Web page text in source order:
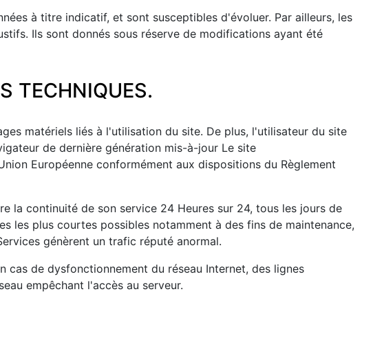
à titre indicatif, et sont susceptibles d'évoluer. Par ailleurs, les
Ils sont donnés sous réserve de modifications ayant été
TECHNIQUES.
matériels liés à l'utilisation du site. De plus, l'utilisateur du site
de dernière génération mis-à-jour Le site
Européenne conformément aux dispositions du Règlement
la continuité de son service 24 Heures sur 24, tous les jours de
les plus courtes possibles notamment à des fins de maintenance,
génèrent un trafic réputé anormal.
de dysfonctionnement du réseau Internet, des lignes
empêchant l'accès au serveur.